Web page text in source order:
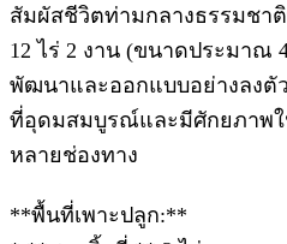
สัมผัสชีวิตท่ามกลางธรรมชา
12 ไร่ 2 งาน (ขนาดประมาณ
พัฒนาและออกแบบอย่างลงตั
ที่อุดมสมบูรณ์และมีศักยภาพใ
หลายช่องทาง
**พื้นที่เพาะปลูก:**